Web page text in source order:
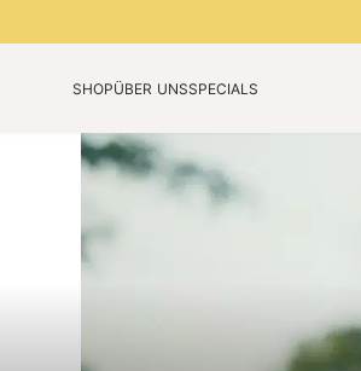
SHOPÜBER UNS
Unsere Technologie
Unsere Story
Blog
SPECIALS
Limited Colours 2026